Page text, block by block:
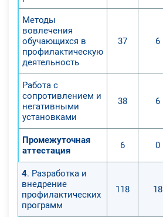
Методы
вовлечения
обучающихся в
профилактическую
деятельность
37 6
Работа с
сопротивлением и
негативными
установками
38 6
Промежуточная
аттестация
6 0
4. Разработка и
внедрение
профилактических
программ
118 18